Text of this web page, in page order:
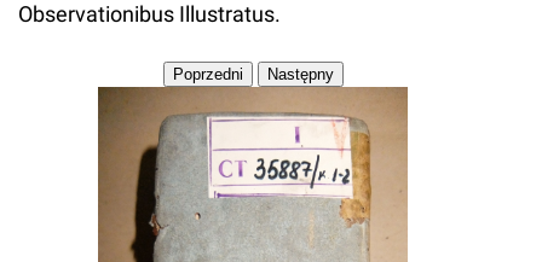
Observationibus Illustratus.